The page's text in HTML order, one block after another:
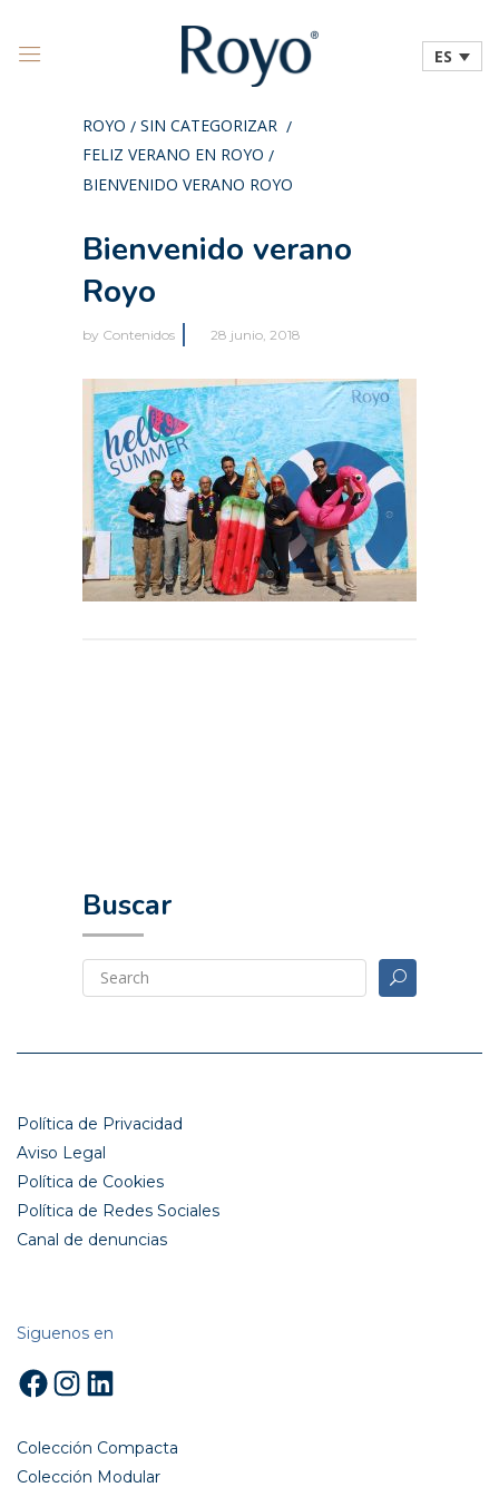
ES
ROYO / SIN CATEGORIZAR /
FELIZ VERANO EN ROYO /
BIENVENIDO VERANO ROYO
Bienvenido verano
Royo
by Contenidos 28 junio, 2018
Buscar
Política de Privacidad
Aviso Legal
Política de Cookies
Política de Redes Sociales
Canal de denuncias
Siguenos en
Facebook
Instagram
LinkedIn
Colección Compacta
Colección Modular